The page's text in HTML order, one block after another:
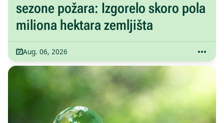
sezone požara: Izgorelo skoro pola
miliona hektara zemljišta
Aug. 06, 2026